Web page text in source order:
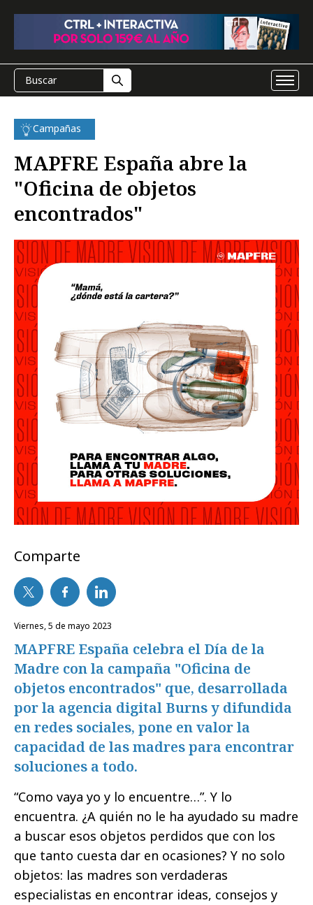
Campañas
MAPFRE España abre la
"Oficina de objetos
encontrados"
Comparte
viernes, 5 de mayo 2023
MAPFRE España celebra el Día de la
Madre con la campaña "Oficina de
objetos encontrados" que, desarrollada
por la agencia digital Burns y difundida
en redes sociales, pone en valor la
capacidad de las madres para encontrar
soluciones a todo.
“Como vaya yo y lo encuentre…”. Y lo
encuentra. ¿A quién no le ha ayudado su madre
a buscar esos objetos perdidos que con los
que tanto cuesta dar en ocasiones? Y no solo
objetos: las madres son verdaderas
especialistas en encontrar ideas, consejos y